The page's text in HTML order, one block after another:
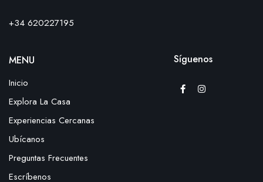
+34 620227195
MENU
Inicio
Explora La Casa
Experiencias Cercanas
Ubícanos
Preguntas Frecuentes
Escríbenos
Síguenos